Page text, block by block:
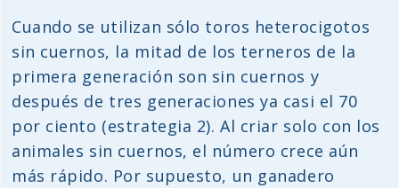
Cuando se utilizan sólo toros heterocigotos
sin cuernos, la mitad de los terneros de la
primera generación son sin cuernos y
después de tres generaciones ya casi el 70
por ciento (estrategia 2). Al criar solo con los
animales sin cuernos, el número crece aún
más rápido. Por supuesto, un ganadero